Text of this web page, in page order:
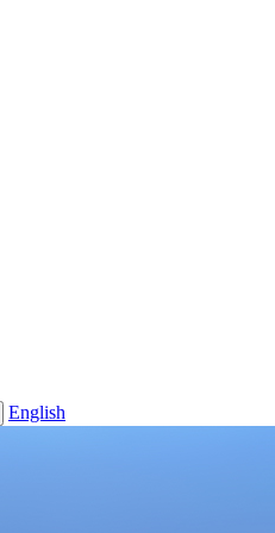
English